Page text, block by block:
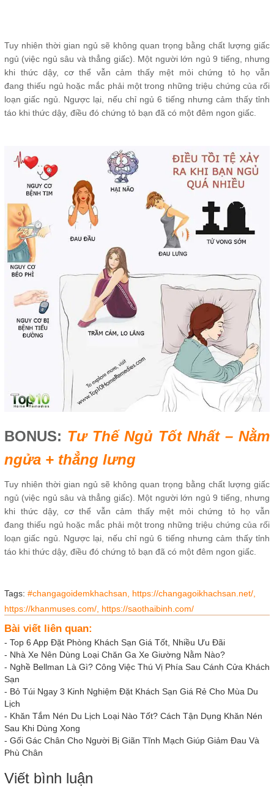
Tuy nhiên thời gian ngủ sẽ không quan trọng bằng chất lượng giấc
ngủ (việc ngủ sâu và thẳng giấc). Một người lớn ngủ 9 tiếng, nhưng
khi thức dậy, cơ thể vẫn cảm thấy mệt mỏi chứng tỏ họ vẫn
đang thiếu ngủ hoặc mắc phải một trong những triệu chứng của rối
loạn giấc ngủ. Ngược lại, nếu chỉ ngủ 6 tiếng nhưng cảm thấy tỉnh
táo khi thức dậy, điều đó chứng tỏ bạn đã có một đêm ngon giấc.
BONUS: Tư Thế Ngủ Tốt Nhất – Nằm
ngửa + thẳng lưng
Tuy nhiên thời gian ngủ sẽ không quan trọng bằng chất lượng giấc
ngủ (việc ngủ sâu và thẳng giấc). Một người lớn ngủ 9 tiếng, nhưng
khi thức dậy, cơ thể vẫn cảm thấy mệt mỏi chứng tỏ họ vẫn
đang thiếu ngủ hoặc mắc phải một trong những triệu chứng của rối
loạn giấc ngủ. Ngược lại, nếu chỉ ngủ 6 tiếng nhưng cảm thấy tỉnh
táo khi thức dậy, điều đó chứng tỏ bạn đã có một đêm ngon giấc.
Tags: #changagoidemkhachsan, https://changagoikhachsan.net/,
https://khanmuses.com/, https://saothaibinh.com/
Bài viết liên quan:
- Top 6 App Đặt Phòng Khách Sạn Giá Tốt, Nhiều Ưu Đãi
- Nhà Xe Nên Dùng Loại Chăn Ga Xe Giường Nằm Nào?
- Nghề Bellman Là Gì? Công Việc Thú Vị Phía Sau Cánh Cửa Khách
Sạn
- Bỏ Túi Ngay 3 Kinh Nghiệm Đặt Khách Sạn Giá Rẻ Cho Mùa Du
Lịch
- Khăn Tắm Nén Du Lịch Loại Nào Tốt? Cách Tận Dụng Khăn Nén
Sau Khi Dùng Xong
- Gối Gác Chân Cho Người Bị Giãn Tĩnh Mạch Giúp Giảm Đau Và
Phù Chân
Viết bình luận